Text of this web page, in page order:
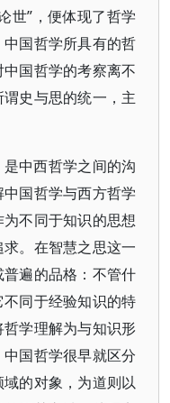
世”，便体现了哲学
国哲学所具有的哲
国哲学的考察离不
史与思的统一，主
中西哲学之间的沟
国哲学与西方哲学
不同于知识的思想
。在智慧之思这一
遍的品格：不管什
同于经验知识的特
学理解为与知识形
国哲学很早就区分
的对象，为道则以